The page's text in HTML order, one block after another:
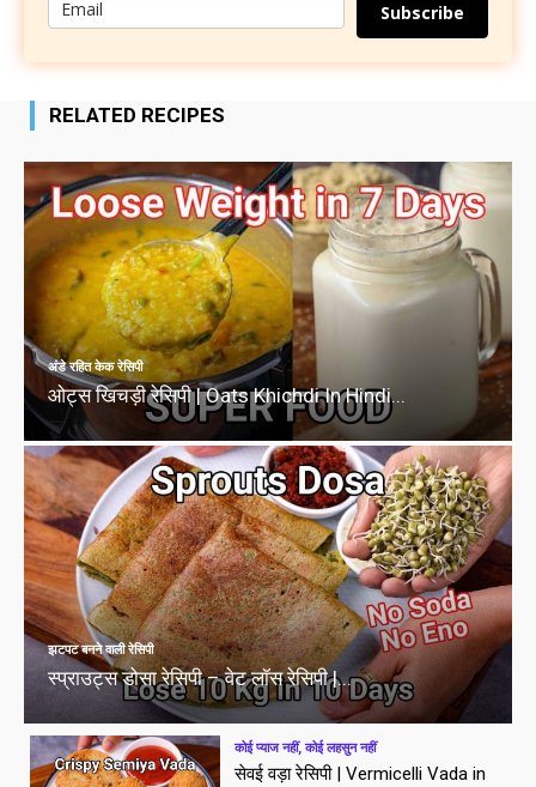
Subscribe
RELATED RECIPES
अंडे रहित केक रेसिपी
ओट्स खिचड़ी रेसिपी | Oats Khichdi In Hindi...
झटपट बनने वाली रेसिपी
स्प्राउट्स डोसा रेसिपी – वेट लॉस रेसिपी |...
कोई प्याज नहीं, कोई लहसुन नहीं
सेवई वड़ा रेसिपी | Vermicelli Vada in